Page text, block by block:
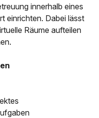
innerhalb eines
einrichten. Dabei lässt
Räume aufteilen